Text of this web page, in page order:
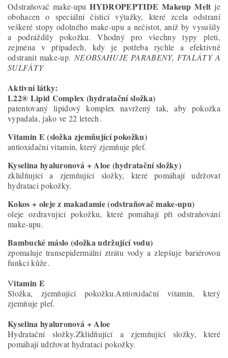
Odstraňovač make-upu HYDROPEPTIDE Makeup Melt je
obohacen o speciální čisticí výtažky, které zcela odstraní
veškeré stopy odolného make-upu a nečistot, aniž by vysušily
a podráždily pokožku. Vhodný pro všechny typy pleti,
zejména v případech, kdy je potřeba rychle a efektivně
odstranit make-up. NEOBSAHUJE PARABENY, FTALÁTY A
SULFÁTY
Aktivní látky:
L22® Lipid Complex (hydratační složka)
patentovaný lipidový komplex navržený tak, aby pokožka
vypadala, jako ve 22 letech.
Vitamin E (složka zjemňující pokožku)
antioxidační vitamin, který zjemňuje pleť.
Kyselina hyaluronová + Aloe (hydratační složky)
zklidňující a zjemňující složky, které pomáhají udržovat
hydrataci pokožky.
Kokos + oleje z makadamie (odstraňovač make-upu)
oleje ozdravující pokožku, které pomáhají při odstraňování
make-upu.
Bambucké máslo (složka udržující vodu)
zpomaluje transepidermální ztrátu vody a zlepšuje bariérovou
funkci kůže.
Vitamin E
Složka, zjemňující pokožku.Antioxidační vitamin, který
zjemňuje pleť.
Kyselina hyaluronová + Aloe
Hydratační složky.Zklidňující a zjemňující složky, které
pomáhají udržovat hydrataci pokožky.